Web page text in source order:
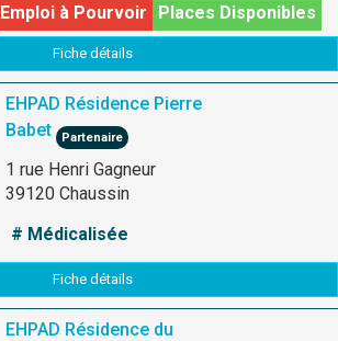
Places Disponibles
Emploi à Pourvoir
Fiche détails
EHPAD Résidence Pierre
Babet
Partenaire
1 rue Henri Gagneur
39120 Chaussin
# Médicalisée
Fiche détails
EHPAD Résidence du